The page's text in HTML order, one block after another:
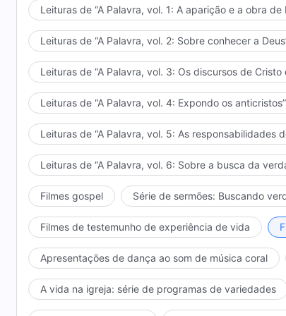
Leituras de “A Palavra, vol. 1: A aparição e a obra de
Leituras de “A Palavra, vol. 2: Sobre conhecer a
Leituras de “A Palavra, vol. 3: Os discursos de Cristo
Leituras de “A Palavra, vol. 4: Expondo os anticristos”
Leituras de “A Palavra, vol. 5: As responsabilidades
Leituras de “A Palavra, vol. 6: Sobre a busca da
Filmes gospel Série de sermões: Buscando
Filmes de testemunho de experiência de vida
Apresentações de dança ao som de música coral
A vida na igreja: série de programas de variedades